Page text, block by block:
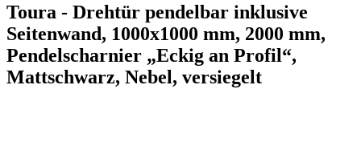
Toura - Drehtür pendelbar inklusive
Seitenwand, 1000x1000 mm, 2000 mm,
Pendelscharnier „Eckig an Profil“,
Mattschwarz, Nebel, versiegelt